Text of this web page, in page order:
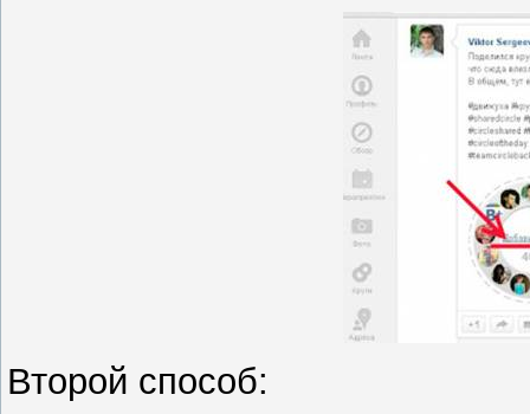
Второй способ: